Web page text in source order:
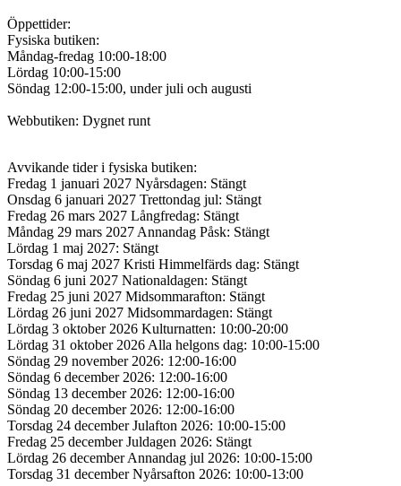
Öppettider:
Fysiska butiken:
Måndag-fredag 10:00-18:00
Lördag 10:00-15:00
Söndag 12:00-15:00, under juli och augusti
Webbutiken: Dygnet runt
Avvikande tider i fysiska butiken:
Fredag 1 januari 2027 Nyårsdagen: Stängt
Onsdag 6 januari 2027 Trettondag jul: Stängt
Fredag 26 mars 2027 Långfredag: Stängt
Måndag 29 mars 2027 Annandag Påsk: Stängt
Lördag 1 maj 2027: Stängt
Torsdag 6 maj 2027 Kristi Himmelfärds dag: Stängt
Söndag 6 juni 2027 Nationaldagen: Stängt
Fredag 25 juni 2027 Midsommarafton: Stängt
Lördag 26 juni 2027 Midsommardagen: Stängt
Lördag 3 oktober 2026 Kulturnatten: 10:00-20:00
Lördag 31 oktober 2026 Alla helgons dag: 10:00-15:00
Söndag 29 november 2026: 12:00-16:00
Söndag 6 december 2026: 12:00-16:00
Söndag 13 december 2026: 12:00-16:00
Söndag 20 december 2026: 12:00-16:00
Torsdag 24 december Julafton 2026: 10:00-15:00
Fredag 25 december Juldagen 2026: Stängt
Lördag 26 december Annandag jul 2026: 10:00-15:00
Torsdag 31 december Nyårsafton 2026: 10:00-13:00